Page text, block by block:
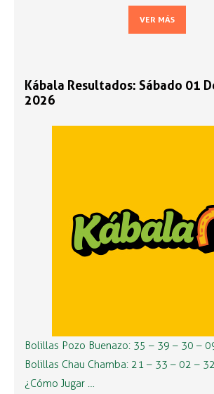
VER MÁS
Kábala Resultados: Sábado 01
2026
Bolillas Pozo Buenazo: 35 – 39 – 30 –
Bolillas Chau Chamba: 21 – 33 – 02 –
¿Cómo Jugar …